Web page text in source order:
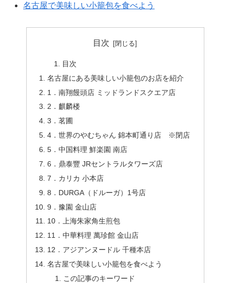
名古屋で美味しい小籠包を食べよう
目次
目次
名古屋にある美味しい小籠包のお店を紹介
1．南翔饅頭店 ミッドランドスクエア店
2．麒麟楼
3．茗圃
4．世界のやむちゃん 錦本町通り店 ※閉店
5．中国料理 鮮楽園 南店
6．鼎泰豐 JRセントラルタワーズ店
7．カリカ 小本店
8．DURGA（ドルーガ）1号店
9．豫園 金山店
10．上海朱家角生煎包
11．中華料理 萬珍館 金山店
12．アジアンヌードル 千種本店
名古屋で美味しい小籠包を食べよう
この記事のキーワード